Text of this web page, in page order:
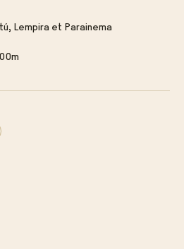
Lempira et Parainema